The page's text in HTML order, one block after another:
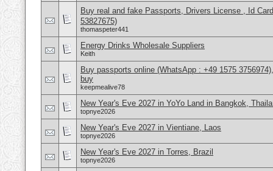
Buy real and fake Passports, Drivers License , Id
53827675)
thomaspeter441
Energy Drinks Wholesale Suppliers
Keith
Buy passports online (WhatsApp : +49 1575
buy
keepmealive78
New Year's Eve 2027 in YoYo Land in Bangkok,
topnye2026
New Year's Eve 2027 in Vientiane, Laos
topnye2026
New Year's Eve 2027 in Torres, Brazil
topnye2026